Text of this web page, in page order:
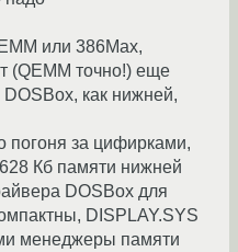
или 386Max,
(QEMM точно!) еще
как нижней,
погоня за цифирками,
Кб памяти нижней
DOSBox для
DISPLAY.SYS
менеджеры памяти